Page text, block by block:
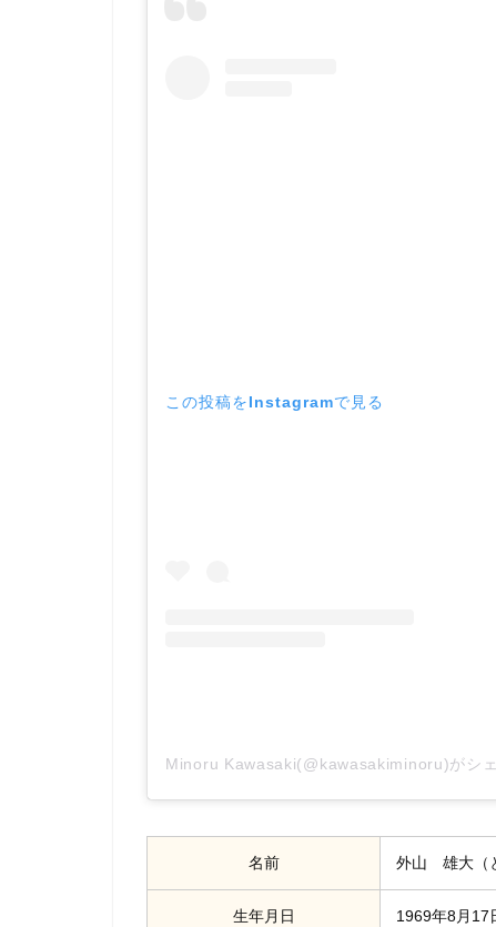
この投稿をInstagramで見る
Minoru Kawasaki(@kawasakiminoru)がシ
名前 外山 雄大（
生年月日 1969年8月17